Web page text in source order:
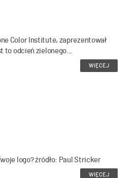
Color Institute, zaprezentował
to odcień zielonego...
WIĘCEJ
logo? źródło: Paul Stricker
WIĘCEJ